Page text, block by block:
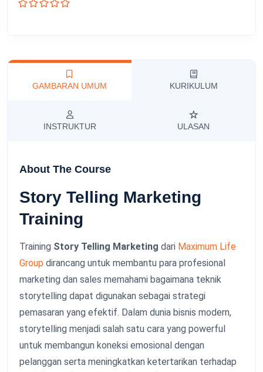
GAMBARAN UMUM KURIKULUM
INSTRUKTUR ULASAN
About The Course
Story Telling Marketing
Training
Training Story Telling Marketing dari Maximum Life
Group dirancang untuk membantu para profesional
marketing dan sales memahami bagaimana teknik
storytelling dapat digunakan sebagai strategi
pemasaran yang efektif. Dalam dunia bisnis modern,
storytelling menjadi salah satu cara yang powerful
untuk membangun koneksi emosional dengan
pelanggan serta meningkatkan ketertarikan terhadap